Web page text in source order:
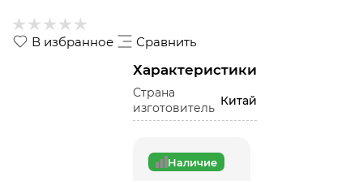
В избранное Сравнить
Характеристики
Страна
изготовитель
Китай
Наличие